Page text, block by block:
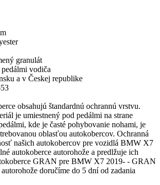
granulát
vodiča
a v Českej republike
obsahujú štandardnú ochrannú vrstvu.
je umiestnený pod pedálmi na strane
kde je časté pohybovanie nohami, je
oblasťou autokobercov. Ochranná
našich autokobercov pre vozidlá BMW X7
autokoberce autorohože a predlžuje ich
GRAN pre BMW X7 2019- - GRAN
doručíme do 5 dní od zadania